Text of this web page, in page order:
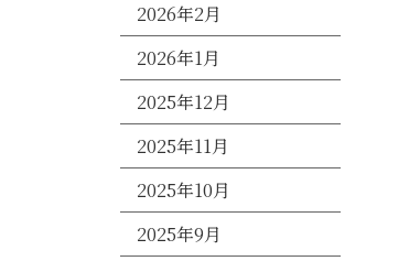
2026年2月
2026年1月
2025年12月
2025年11月
2025年10月
2025年9月